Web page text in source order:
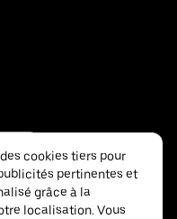
cookies tiers pour
pertinentes et
grâce à la
localisation. Vous